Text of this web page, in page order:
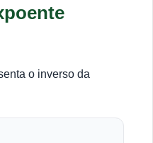
o inverso da